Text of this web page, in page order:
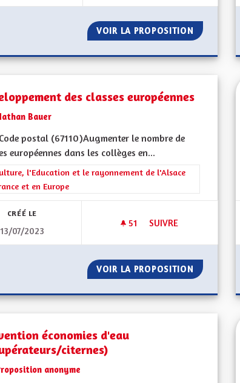
VOIR LA PROPOSITION
des classes européennes
Bauer
postal (67110)Augmenter le nombre de
européennes dans les collèges en...
les résultats de la catégorie : La Culture, l'Education et le
l'Education et le rayonnement de l'Alsace
et en Europe
CRÉÉ LE
13/07/2023
51 51 ABONNÉS
SUIVRE
DÉVELOPPEMENT DES
VOIR LA PROPOSITION
économies d'eau
citernes)
anonyme